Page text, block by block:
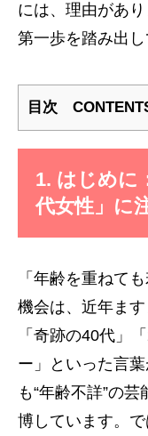
には、理由があ
第一歩を踏み出
目次
1. はじめに
代女性」に
「年齢を重ねて
機会は、近年ま
「奇跡の40代」
ー」といった言
も“年齢不詳”の
博しています。